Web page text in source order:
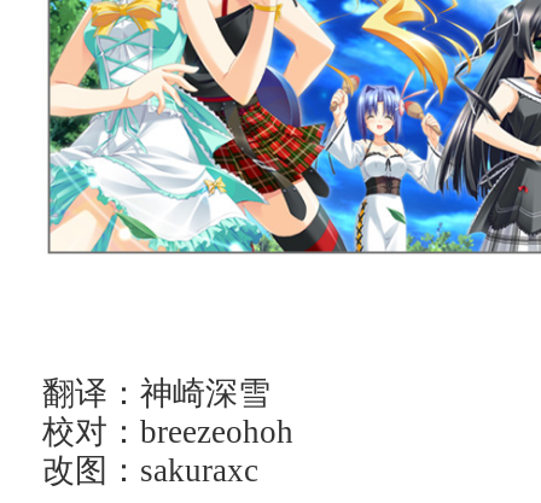
翻译：神崎深雪
校对：breezeohoh
改图：sakuraxc